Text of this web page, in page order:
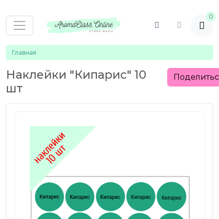
0
Главная
Наклейки "Кипарис" 10
шт